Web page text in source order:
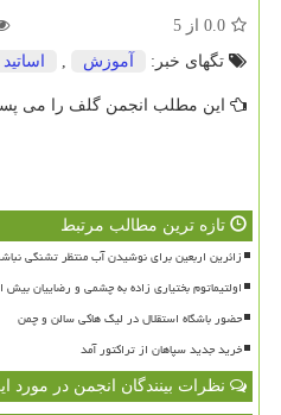
0.0 از 5
تگهای خبر:
آموزش اساتید
این مطلب انجمن گلف را می
تازه ترین مطالب مرتبط
زائرین اربعین برای نوشیدن آب منتظر تشنگی
اولتیماتوم بختیاری زاده به چشمی و رضاییان بیش
حضور باشگاه استقلال در لیگ هاکی سالن و چمن
خرید جدید سپاهان از تراکتور آمد
نظرات بینندگان انجمن در مورد